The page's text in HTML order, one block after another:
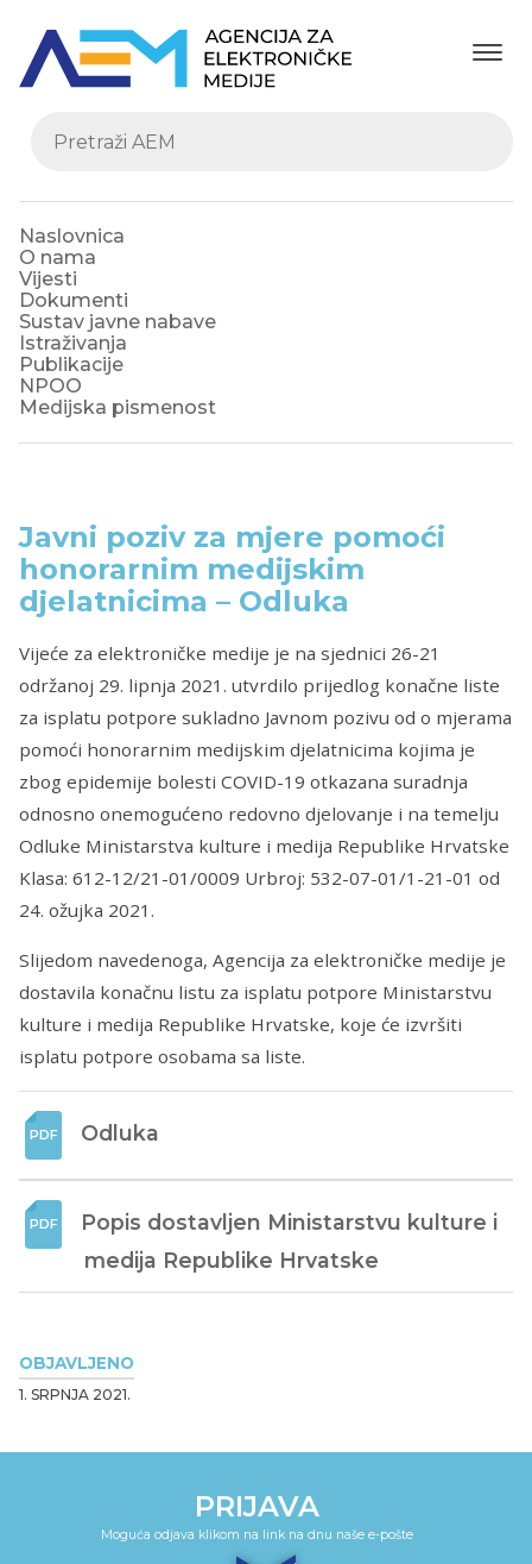
Naslovnica
O nama
Vijesti
Dokumenti
Sustav javne nabave
Istraživanja
Publikacije
NPOO
Medijska pismenost
OBJAVLJENO
1. SRPNJA 2021.
Javni poziv za mjere pomoći
honorarnim medijskim
djelatnicima – Odluka
Vijeće za elektroničke medije je na sjednici 26-21
održanoj 29. lipnja 2021. utvrdilo prijedlog konačne liste
za isplatu potpore sukladno Javnom pozivu od o mjerama
pomoći honorarnim medijskim djelatnicima kojima je
zbog epidemije bolesti COVID-19 otkazana suradnja
odnosno onemogućeno redovno djelovanje i na temelju
Odluke Ministarstva kulture i medija Republike Hrvatske
Klasa: 612-12/21-01/0009 Urbroj: 532-07-01/1-21-01 od
24. ožujka 2021.
Slijedom navedenoga, Agencija za elektroničke medije je
dostavila konačnu listu za isplatu potpore Ministarstvu
kulture i medija Republike Hrvatske, koje će izvršiti
isplatu potpore osobama sa liste.
Odluka
Popis dostavljen Ministarstvu kulture i
medija Republike Hrvatske
PRIJAVA
Moguća odjava klikom na link na dnu naše e-pošte